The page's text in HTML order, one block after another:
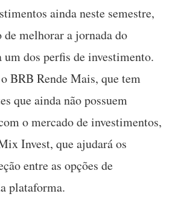
ainda neste semestre,
melhorar a jornada do
um dos perfis de investimento.
BRB Rende Mais, que tem
que ainda não possuem
o mercado de investimentos,
Invest, que ajudará os
entre as opções de
plataforma.